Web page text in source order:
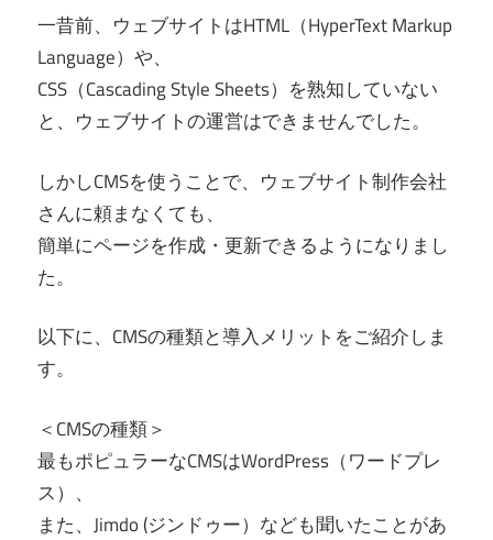
一昔前、ウェブサイトはHTML（HyperText Markup
Language）や、
CSS（Cascading Style Sheets）を熟知していない
と、ウェブサイトの運営はできませんでした。
しかしCMSを使うことで、ウェブサイト制作会社
さんに頼まなくても、
簡単にページを作成・更新できるようになりまし
た。
以下に、CMSの種類と導入メリットをご紹介しま
す。
＜CMSの種類＞
最もポピュラーなCMSはWordPress（ワードプレ
ス）、
また、Jimdo (ジンドゥー）なども聞いたことがあ